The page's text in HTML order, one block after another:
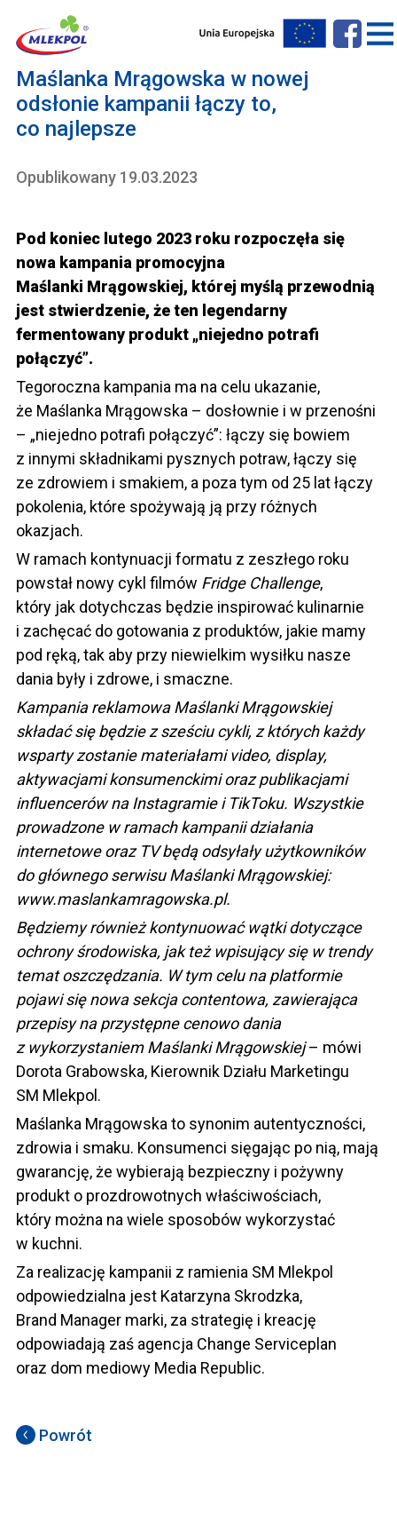
Maślanka Mrągowska w nowej
odsłonie kampanii łączy to,
co najlepsze
Opublikowany 19.03.2023
Pod koniec lutego 2023 roku rozpoczęła się
nowa kampania promocyjna
Maślanki Mrągowskiej, której myślą przewodnią
jest stwierdzenie, że ten legendarny
fermentowany produkt „niejedno potrafi
połączyć”.
Tegoroczna kampania ma na celu ukazanie,
że Maślanka Mrągowska – dosłownie i w przenośni
– „niejedno potrafi połączyć”: łączy się bowiem
z innymi składnikami pysznych potraw, łączy się
ze zdrowiem i smakiem, a poza tym od 25 lat łączy
pokolenia, które spożywają ją przy różnych
okazjach.
W ramach kontynuacji formatu z zeszłego roku
powstał nowy cykl filmów Fridge Challenge,
który jak dotychczas będzie inspirować kulinarnie
i zachęcać do gotowania z produktów, jakie mamy
pod ręką, tak aby przy niewielkim wysiłku nasze
dania były i zdrowe, i smaczne.
Kampania reklamowa Maślanki Mrągowskiej
składać się będzie z sześciu cykli, z których każdy
wsparty zostanie materiałami video, display,
aktywacjami konsumenckimi oraz publikacjami
influencerów na Instagramie i TikToku. Wszystkie
prowadzone w ramach kampanii działania
internetowe oraz TV będą odsyłały użytkowników
do głównego serwisu Maślanki Mrągowskiej:
www.maslankamragowska.pl.
Będziemy również kontynuować wątki dotyczące
ochrony środowiska, jak też wpisujący się w trendy
temat oszczędzania. W tym celu na platformie
pojawi się nowa sekcja contentowa, zawierająca
przepisy na przystępne cenowo dania
z wykorzystaniem Maślanki Mrągowskiej– mówi
Dorota Grabowska, Kierownik Działu Marketingu
SM Mlekpol.
Maślanka Mrągowska to synonim autentyczności,
zdrowia i smaku. Konsumenci sięgając po nią, mają
gwarancję, że wybierają bezpieczny i pożywny
produkt o prozdrowotnych właściwościach,
który można na wiele sposobów wykorzystać
w kuchni.
Za realizację kampanii z ramienia SM Mlekpol
odpowiedzialna jest Katarzyna Skrodzka,
Brand Manager marki, za strategię i kreację
odpowiadają zaś agencja Change Serviceplan
oraz dom mediowy Media Republic.
Powrót